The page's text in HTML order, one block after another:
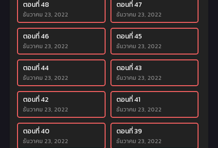
ตอนที่ 48
ธันวาคม 23, 2022
ตอนที่ 47
ธันวาคม 23, 2022
ตอนที่ 46
ธันวาคม 23, 2022
ตอนที่ 45
ธันวาคม 23, 2022
ตอนที่ 44
ธันวาคม 23, 2022
ตอนที่ 43
ธันวาคม 23, 2022
ตอนที่ 42
ธันวาคม 23, 2022
ตอนที่ 41
ธันวาคม 23, 2022
ตอนที่ 40
ธันวาคม 23, 2022
ตอนที่ 39
ธันวาคม 23, 2022